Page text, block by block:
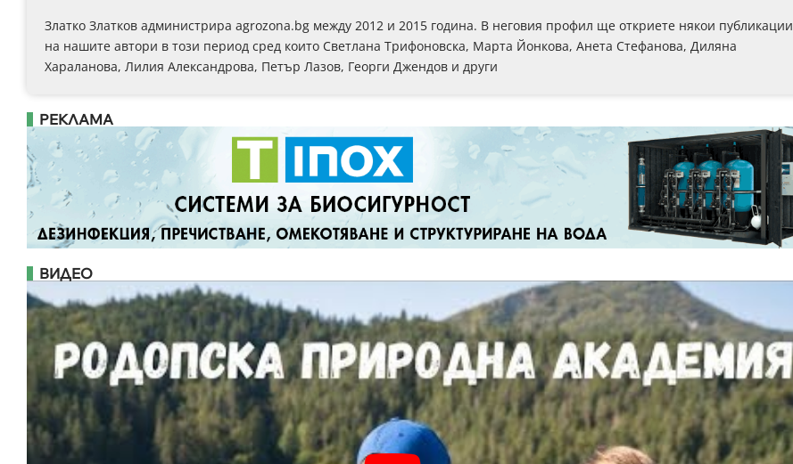
Златко Златков администрира agrozona.bg между 2012 и 2015 година. В неговия профил ще откриете някои публикации
на нашите автори в този период сред които Светлана Трифоновска, Марта Йонкова, Анета Стефанова, Диляна
Хараланова, Лилия Александрова, Петър Лазов, Георги Джендов и други
РЕКЛАМА
ВИДЕО